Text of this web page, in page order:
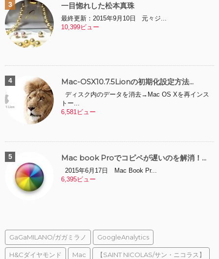
一目惚れした松本真珠
最終更新：2015年9月10日 元々ジ...
10,399ビュー
Mac-OSX10.7.5Lionの初期化設定方法...
ディスク内のデータを消去→Mac OS Xを再インス
トー...
6,581ビュー
Mac book Proでコピペが遅いのを解消！...
2015年6月17日 Mac Book Pr...
6,395ビュー
GaGaMILANO/ガガミラノ GoogleAnalytics
H&Cダイヤモンド Mac 【SAINT NICOLAS/サン・ニコラス】